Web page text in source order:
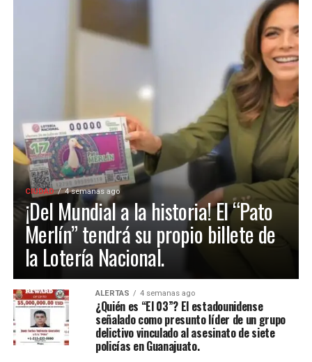
CIUDAD 4 semanas ago
¡Del Mundial a la historia! El “Pato
Merlín” tendrá su propio billete de
la Lotería Nacional.
ALERTAS 4 semanas ago
¿Quién es “El 03”? El estadounidense
señalado como presunto líder de un grupo
delictivo vinculado al asesinato de siete
policías en Guanajuato.